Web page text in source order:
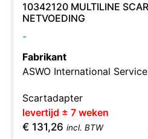
10342120 MULTILINE
NETVOEDING
-
Fabrikant
ASWO International
Scartadapter
levertijd ± 7 weken
€ 131,26 incl. BTW